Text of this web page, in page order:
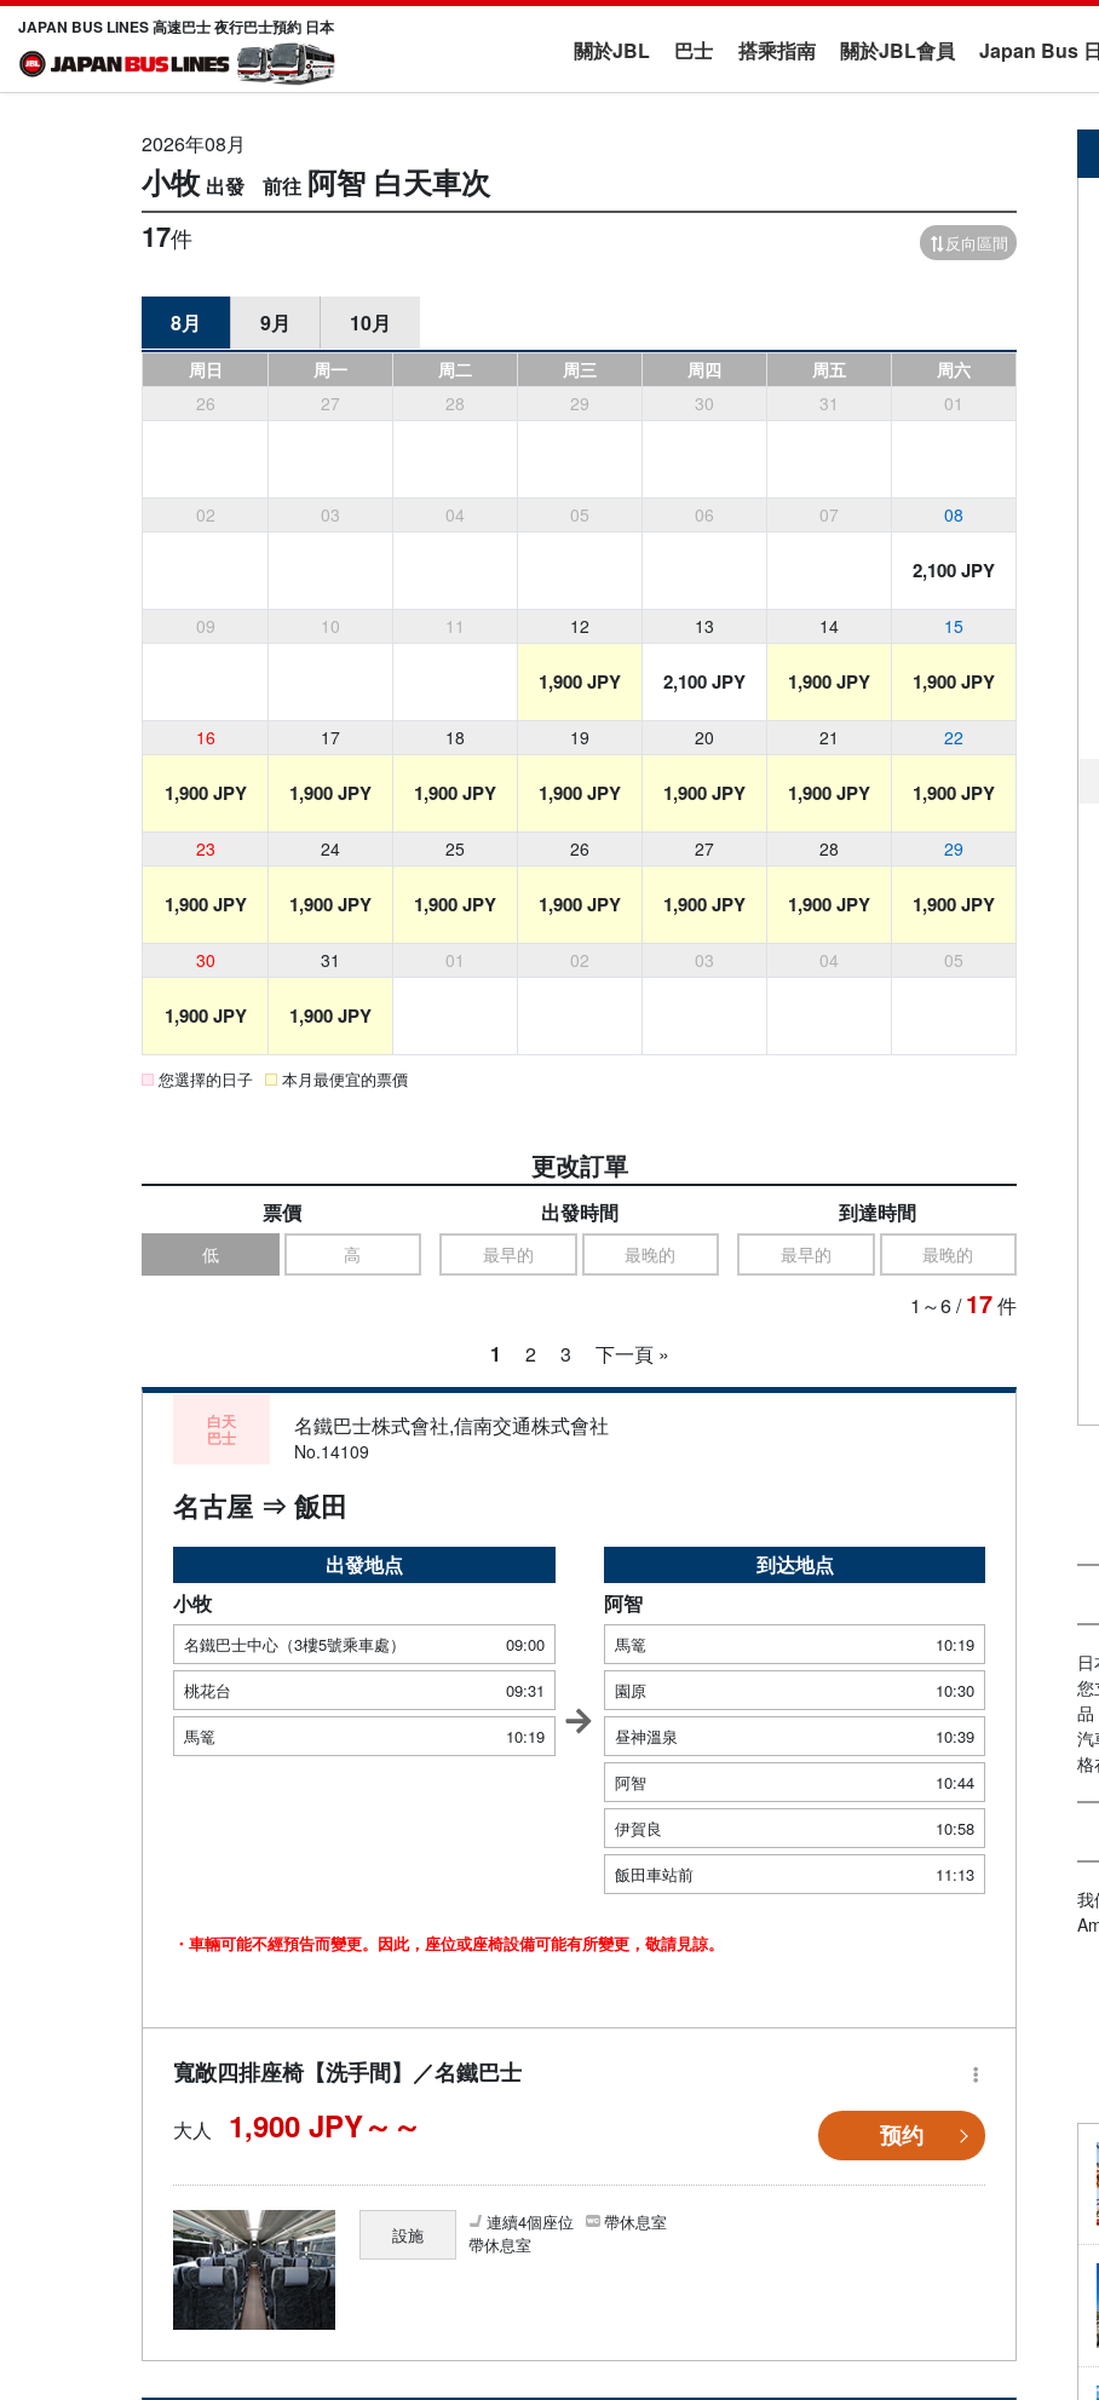
JAPAN BUS LINES 高速巴士 夜行巴士預約 日本
關於JBL 巴士 搭乘指南 關於JBL會員 Japan Bus
2026年08月
小牧 阿智 白天車次
17件 反向區間
8月 9月 10月
周日 周一 周二 周三 周四 周五
周六
26
27 28 29 30 31 01
02 03 04 05 06 07 08
2,100 JPY
09 10 11 12 13 14 15
1,900 JPY 2,100 JPY 1,900 JPY 1,900 JPY
16 17 18 19 20 21 22
1,900 JPY 1,900 JPY 1,900 JPY 1,900 JPY 1,900 JPY 1,900 JPY 1,900 JPY
23 24 25 26 27 28 29
1,900 JPY 1,900 JPY 1,900 JPY 1,900 JPY 1,900 JPY 1,900 JPY 1,900 JPY
30 31 01 02 03 04 05
1,900 JPY 1,900 JPY
您選擇的日子 本月最便宜的票價
更改訂單
票價
低 高
出發時間
最早的 最晚的
到達時間
最早的 最晚的
1～6/17件
1
2 3 下一頁 »
白天
巴士 名鐵巴士株式會社,信南交通株式會社
No.14109
名古屋 ⇒ 飯田
出發地点
小牧
名鐵巴士中心（3樓5號乘車處）
09:00
桃花台
09:31
馬篭
10:19
到达地点
阿智
馬篭
10:19
園原
10:30
昼神溫泉
10:39
阿智
10:44
伊賀良
10:58
飯田車站前
11:13
・車輛可能不經預告而變更。因此，座位或座椅設備可能有所變更，敬請見諒。
寬敞四排座椅【洗手間】／名鐵巴士
大人 1,900 JPY～ 预约
設施
連續4個座位
帶休息室
帶休息室
您
品
汽
格
我